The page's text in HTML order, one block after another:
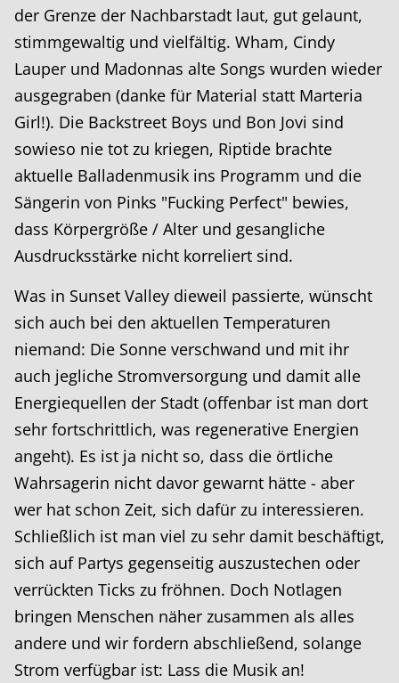
der Grenze der Nachbarstadt laut, gut gelaunt,
stimmgewaltig und vielfältig. Wham, Cindy
Lauper und Madonnas alte Songs wurden wieder
ausgegraben (danke für Material statt Marteria
Girl!). Die Backstreet Boys und Bon Jovi sind
sowieso nie tot zu kriegen, Riptide brachte
aktuelle Balladenmusik ins Programm und die
Sängerin von Pinks "Fucking Perfect" bewies,
dass Körpergröße / Alter und gesangliche
Ausdrucksstärke nicht korreliert sind.
Was in Sunset Valley dieweil passierte, wünscht
sich auch bei den aktuellen Temperaturen
niemand: Die Sonne verschwand und mit ihr
auch jegliche Stromversorgung und damit alle
Energiequellen der Stadt (offenbar ist man dort
sehr fortschrittlich, was regenerative Energien
angeht). Es ist ja nicht so, dass die örtliche
Wahrsagerin nicht davor gewarnt hätte - aber
wer hat schon Zeit, sich dafür zu interessieren.
Schließlich ist man viel zu sehr damit beschäftigt,
sich auf Partys gegenseitig auszustechen oder
verrückten Ticks zu fröhnen. Doch Notlagen
bringen Menschen näher zusammen als alles
andere und wir fordern abschließend, solange
Strom verfügbar ist: Lass die Musik an!